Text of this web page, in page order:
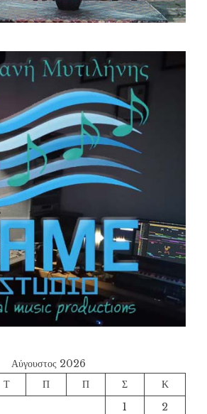
Αύγουστος 2026
Τ Π Π Σ
Κ
1
2